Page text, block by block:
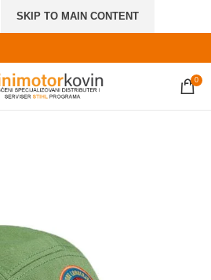
SKIP TO MAIN CONTENT
0